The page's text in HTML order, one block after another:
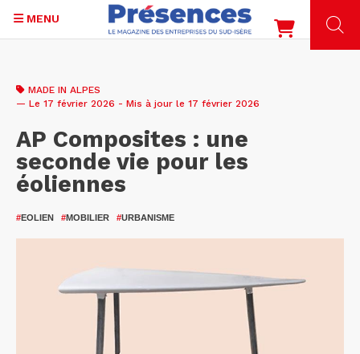
contenu
MENU
MADE IN ALPES
— Le 17 février 2026 - Mis à jour le 17 février 2026
AP Composites : une
seconde vie pour les
éoliennes
#EOLIEN #MOBILIER #URBANISME